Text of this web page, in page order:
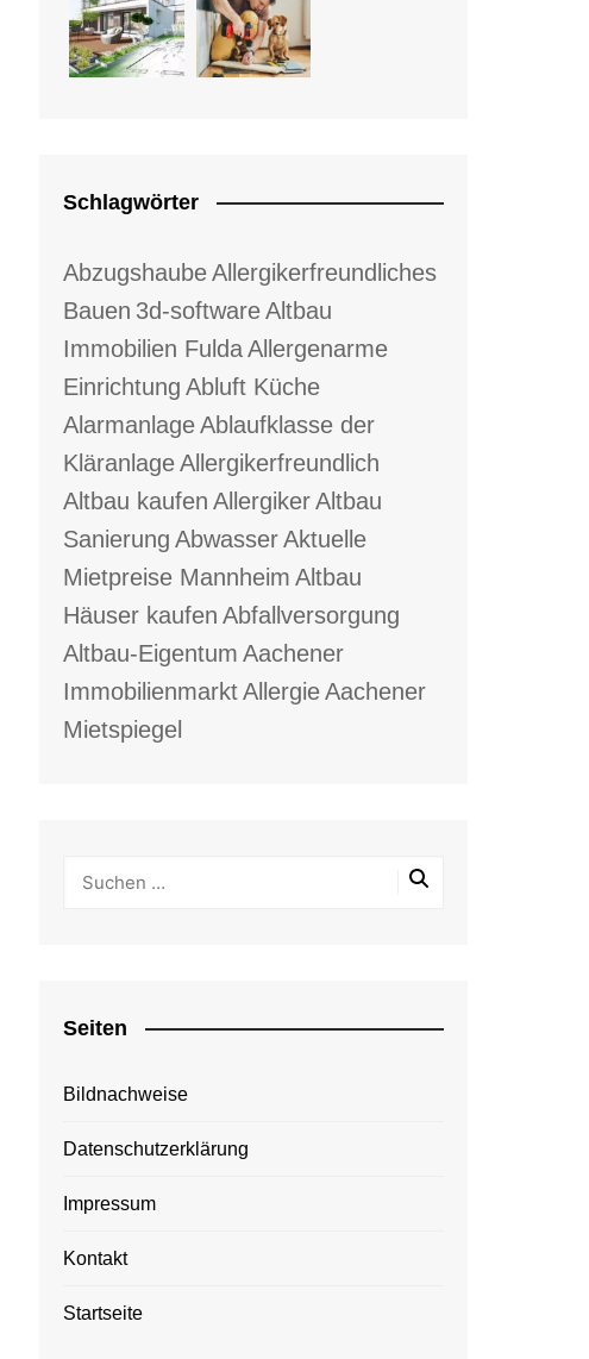
Schlagwörter
AbzugshaubeAllergikerfreundliches
Bauen 3d-softwareAltbau
Immobilien FuldaAllergenarme
Einrichtung Abluft Küche
AlarmanlageAblaufklasse der
KläranlageAllergikerfreundlich
Altbau kaufen AllergikerAltbau
Sanierung AbwasserAktuelle
Mietpreise Mannheim Altbau
Häuser kaufen Abfallversorgung
Altbau-Eigentum Aachener
ImmobilienmarktAllergieAachener
Mietspiegel
Seiten
Bildnachweise
Datenschutzerklärung
Impressum
Kontakt
Startseite